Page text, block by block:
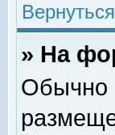
» На
Обычно